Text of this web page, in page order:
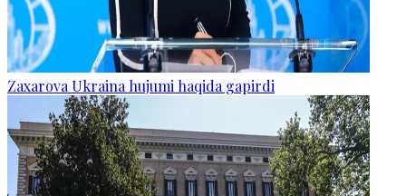
Zaxarova Ukraina hujumi haqida gapirdi